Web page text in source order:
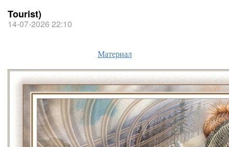
Tourist)
14-07-2026 22:10
Материал